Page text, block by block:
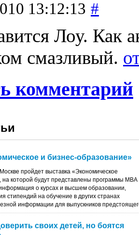
13:12:13 #
Лоу. Как
смазливый.
комментарий
и бизнес-образование»
пройдет выставка «Экономическое
которой будут представлены программы MBA
о курсах и высшем образовании,
стипендий на обучение в других странах
информации для выпускников
своих детей, но боятся